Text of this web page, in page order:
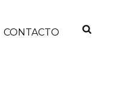
CONTACTO